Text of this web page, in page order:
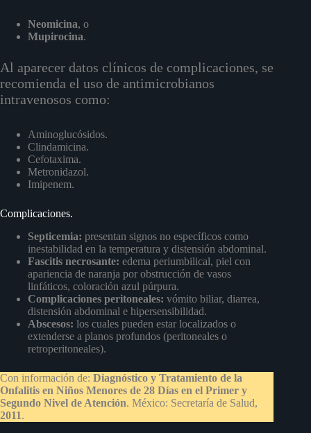
Neomicina, o
Mupirocina.
Al aparecer datos clínicos de complicaciones, se
recomienda el uso de antimicrobianos
intravenosos como:
Aminoglucósidos.
Clindamicina.
Cefotaxima.
Metronidazol.
Imipenem.
Complicaciones.
Septicemia: presentan signos no específicos como
inestabilidad en la temperatura y distensión abdominal.
Fascitis necrosante: edema periumbilical, piel con
apariencia de naranja por obstrucción de vasos
linfáticos, coloración azul púrpura.
Complicaciones peritoneales: vómito biliar, diarrea,
distensión abdominal e hipersensibilidad.
Abscesos: los cuales pueden estar localizados o
extenderse a planos profundos (peritoneales o
retroperitoneales).
Con información de: Diagnóstico y Tratamiento de la
Onfalitis en Niños Menores de 28 Días en el Primer y
Segundo Nivel de Atención. México: Secretaría de Salud,
2011.